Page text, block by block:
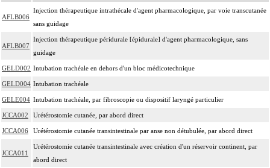
AFLB006
Injection thérapeutique intrathécale d'agent pharmacologique, par voie transcutanée
sans guidage
AFLB007
Injection thérapeutique péridurale [épidurale] d'agent pharmacologique, sans
guidage
GELD002 Intubation trachéale en dehors d'un bloc médicotechnique
GELD004 Intubation trachéale
GELE004 Intubation trachéale, par fibroscopie ou dispositif laryngé particulier
JCCA002 Urétérostomie cutanée, par abord direct
JCCA006 Urétérostomie cutanée transintestinale par anse non détubulée, par abord direct
JCCA011
Urétérostomie cutanée transintestinale avec création d'un réservoir continent, par
abord direct